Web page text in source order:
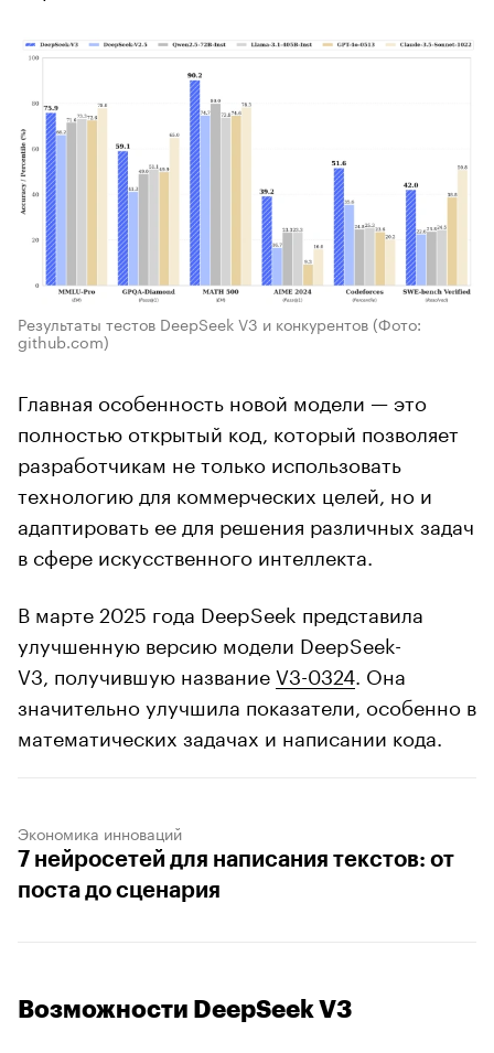
Результаты тестов DeepSeek V3 и конкурентов (Фото:
github.com)
Главная особенность новой модели — это
полностью открытый код, который позволяет
разработчикам не только использовать
технологию для коммерческих целей, но и
адаптировать ее для решения различных задач
в сфере искусственного интеллекта.
В марте 2025 года DeepSeek представила
улучшенную версию модели DeepSeek-
V3, получившую названиеV3-0324 . Она
значительно улучшила показатели, особенно в
математических задачах и написании кода.
Экономика инноваций
7 нейросетей для написания текстов: от
поста до сценария
Возможности DeepSeek V3